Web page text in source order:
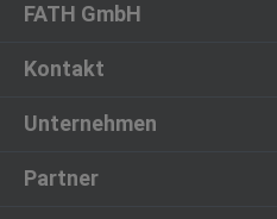
FATH GmbH
Kontakt
Unternehmen
Partner